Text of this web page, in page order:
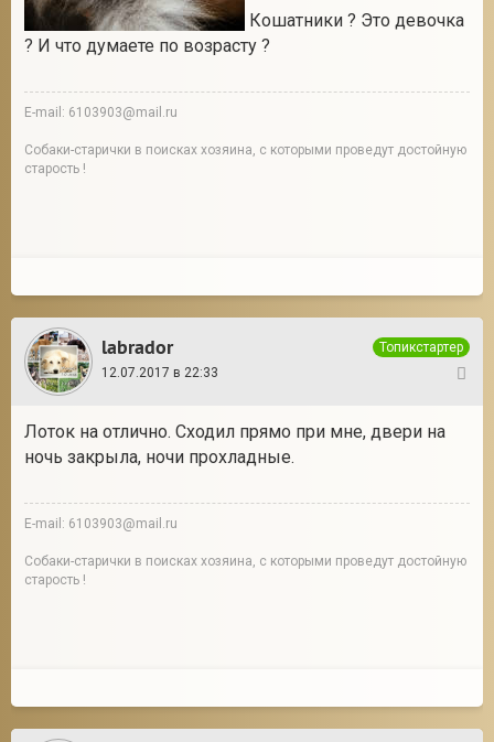
Кошатники ? Это девочка
? И что думаете по возрасту ?
E-mail: 6103903@mail.ru
Собаки-старички в поисках хозяина, с которыми проведут достойную
старость !
labrador
Топикстартер
12.07.2017 в 22:33
Лоток на отлично. Сходил прямо при мне, двери на
ночь закрыла, ночи прохладные.
E-mail: 6103903@mail.ru
Собаки-старички в поисках хозяина, с которыми проведут достойную
старость !